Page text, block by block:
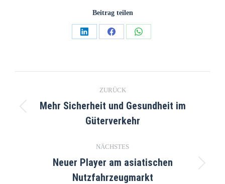
Beitrag teilen
ZURÜCK
Mehr Sicherheit und Gesundheit im
Güterverkehr
NÄCHSTES
Neuer Player am asiatischen
Nutzfahrzeugmarkt